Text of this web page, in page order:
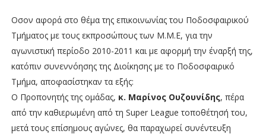
Οσον αφορά στο θέμα της επικοινωνίας του Ποδοσφαιρικού
Τμήματος με τους εκπροσώπους των Μ.Μ.Ε, για την
αγωνιστική περίοδο 2010-2011 και με αφορμή την έναρξή της,
κατόπιν συνεννόησης της Διοίκησης με το Ποδοσφαιρικό
Τμήμα, αποφασίστηκαν τα εξής:
Ο Προπονητής της ομάδας, κ. Μαρίνος Ουζουνίδης, πέρα
από την καθιερωμένη από τη Super League τοποθέτησή του,
μετά τους επίσημους αγώνες, θα παραχωρεί συνέντευξη